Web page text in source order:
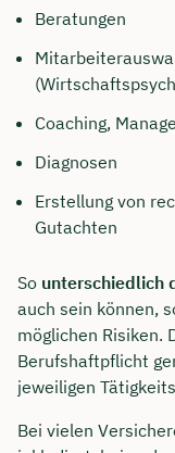
Beratungen
Coaching,
Diagnosen
Erstellung von
Gutachten
So unterschiedlich
auch sein können,
möglichen Risiken.
Berufshaftpflicht
jeweiligen
Bei vielen